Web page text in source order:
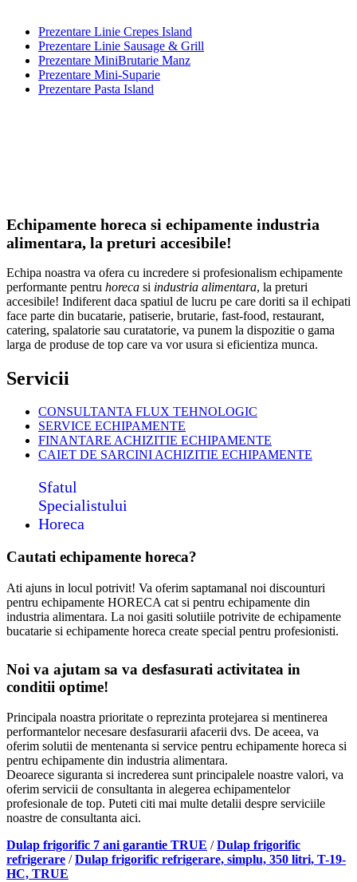
Prezentare Linie Crepes Island
Prezentare Linie Sausage & Grill
Prezentare MiniBrutarie Manz
Prezentare Mini-Suparie
Prezentare Pasta Island
Echipamente horeca si echipamente industria
alimentara, la preturi accesibile!
Echipa noastra va ofera cu incredere si profesionalism echipamente
performante pentru horeca si industria alimentara, la preturi
accesibile! Indiferent daca spatiul de lucru pe care doriti sa il echipati
face parte din bucatarie, patiserie, brutarie, fast-food, restaurant,
catering, spalatorie sau curatatorie, va punem la dispozitie o gama
larga de produse de top care va vor usura si eficientiza munca.
Servicii
CONSULTANTA FLUX TEHNOLOGIC
SERVICE ECHIPAMENTE
FINANTARE ACHIZITIE ECHIPAMENTE
CAIET DE SARCINI ACHIZITIE ECHIPAMENTE
Sfatul
Specialistului
Horeca
Cautati echipamente horeca?
Ati ajuns in locul potrivit! Va oferim saptamanal noi discounturi
pentru echipamente HORECA cat si pentru echipamente din
industria alimentara. La noi gasiti solutiile potrivite de echipamente
bucatarie si echipamente horeca create special pentru profesionisti.
Noi va ajutam sa va desfasurati activitatea in
conditii optime!
Principala noastra prioritate o reprezinta protejarea si mentinerea
performantelor necesare desfasurarii afacerii dvs. De aceea, va
oferim solutii de mentenanta si service pentru echipamente horeca si
pentru echipamente din industria alimentara.
Deoarece siguranta si increderea sunt principalele noastre valori, va
oferim servicii de consultanta in alegerea echipamentelor
profesionale de top. Puteti citi mai multe detalii despre serviciile
noastre de consultanta aici.
Dulap frigorific 7 ani garantie TRUE /Dulap frigorific
refrigerare /Dulap frigorific refrigerare, simplu, 350 litri, T-19-
HC, TRUE